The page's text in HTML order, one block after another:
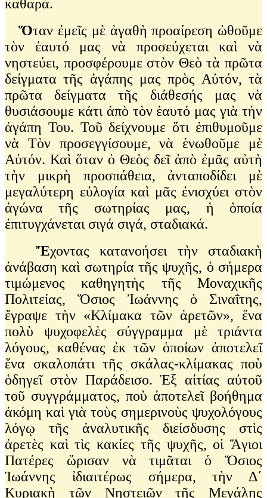
καθαρά.
Ὅταν ἐμεῖς μὲ ἀγαθὴ προαίρεση ὠθοῦμε
τὸν ἑαυτό μας νὰ προσεύχεται καὶ νὰ
νηστεύει, προσφέρουμε στὸν Θεὸ τὰ πρῶτα
δείγματα τῆς ἀγάπης μας πρὸς Αὐτόν, τὰ
πρῶτα δείγματα τῆς διάθεσής μας νὰ
θυσιάσουμε κάτι ἀπὸ τὸν ἑαυτό μας γιὰ τὴν
ἀγάπη Του. Τοῦ δείχνουμε ὅτι ἐπιθυμοῦμε
νὰ Τὸν προσεγγίσουμε, νὰ ἑνωθοῦμε μὲ
Αὐτόν. Καὶ ὅταν ὁ Θεὸς δεῖ ἀπὸ ἐμᾶς αὐτὴ
τὴν μικρὴ προσπάθεια, ἀνταποδίδει μὲ
μεγαλύτερη εὐλογία καὶ μᾶς ἐνισχύει στὸν
ἀγώνα τῆς σωτηρίας μας, ἡ ὁποία
ἐπιτυγχάνεται σιγά σιγά, σταδιακά.
Ἔχοντας κατανοήσει τὴν σταδιακὴ
ἀνάβαση καὶ σωτηρία τῆς ψυχῆς, ὁ σήμερα
τιμώμενος καθηγητὴς τῆς Μοναχικῆς
Πολιτείας, Ὅσιος Ἰωάννης ὁ Σιναΐτης,
ἔγραψε τὴν «Κλίμακα τῶν ἀρετῶν», ἕνα
πολὺ ψυχοφελὲς σύγγραμμα μὲ τριάντα
λόγους, καθένας ἐκ τῶν ὁποίων ἀποτελεῖ
ἕνα σκαλοπάτι τῆς σκάλας-κλίμακας ποὺ
ὁδηγεῖ στὸν Παράδεισο. Ἐξ αἰτίας αὐτοῦ
τοῦ συγγράμματος, ποὺ ἀποτελεῖ βοήθημα
ἀκόμη καὶ γιὰ τοὺς σημερινοὺς ψυχολόγους
λόγῳ τῆς ἀναλυτικῆς διείσδυσης στὶς
ἀρετὲς καὶ τὶς κακίες τῆς ψυχῆς, οἱ Ἅγιοι
Πατέρες ὥρισαν νὰ τιμᾶται ὁ Ὅσιος
Ἰωάννης ἰδιαιτέρως σήμερα, τὴν Δ΄
Κυριακὴ τῶν Νηστειῶν τῆς Μεγάλης